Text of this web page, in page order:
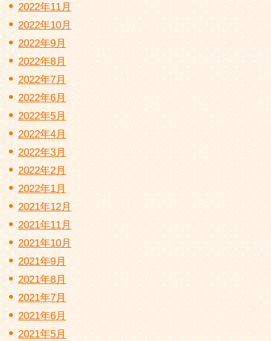
2022年11月
2022年10月
2022年9月
2022年8月
2022年7月
2022年6月
2022年5月
2022年4月
2022年3月
2022年2月
2022年1月
2021年12月
2021年11月
2021年10月
2021年9月
2021年8月
2021年7月
2021年6月
2021年5月